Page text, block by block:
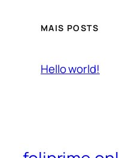
MAIS POSTS
Hello world!